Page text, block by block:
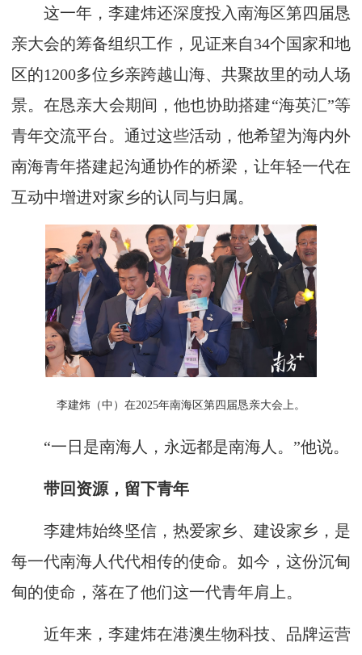
这一年，李建炜还深度投入南海区第四届恳
亲大会的筹备组织工作，见证来自34个国家和地
区的1200多位乡亲跨越山海、共聚故里的动人场
景。在恳亲大会期间，他也协助搭建“海英汇”等
青年交流平台。通过这些活动，他希望为海内外
南海青年搭建起沟通协作的桥梁，让年轻一代在
互动中增进对家乡的认同与归属。
李建炜（中）在2025年南海区第四届恳亲大会上。
“一日是南海人，永远都是南海人。”他说。
带回资源，留下青年
李建炜始终坚信，热爱家乡、建设家乡，是
每一代南海人代代相传的使命。如今，这份沉甸
甸的使命，落在了他们这一代青年肩上。
近年来，李建炜在港澳生物科技、品牌运营